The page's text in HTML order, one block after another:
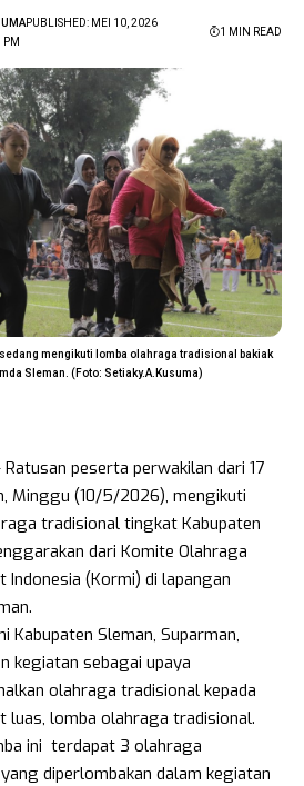
PM
PUBLISHED: MEI 10, 2026
1 MIN READ
mengikuti lomba olahraga tradisional bakiak
Sleman. (Foto: Setiaky.A.Kusuma)
Ratusan peserta perwakilan dari 17
Minggu (10/5/2026), mengikuti
tradisional tingkat Kabupaten
dari Komite Olahraga
Indonesia (Kormi) di lapangan
Kabupaten Sleman, Suparman,
kegiatan sebagai upaya
olahraga tradisional kepada
luas, lomba olahraga tradisional.
ini terdapat 3 olahraga
diperlombakan dalam kegiatan